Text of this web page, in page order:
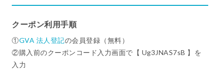
クーポン利用手順
①GVA 法人登記の会員登録（無料）
②購入前のクーポンコード入力画面で【 Ug3JNAS7sB 】を
入力